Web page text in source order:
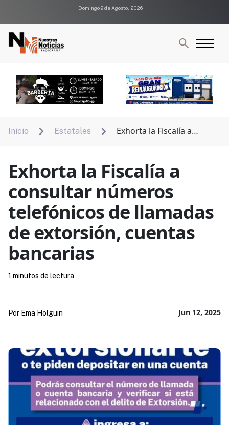
Domingo 9 de Agosto, 2026
Inicio  Estatales 
Exhorta la Fiscalía a
Exhorta la Fiscalía a
consultar números
telefónicos de llamadas
de extorsión, cuentas
bancarias
Jun 12, 2025
Por Ema Holguin
1 minutos de lectura